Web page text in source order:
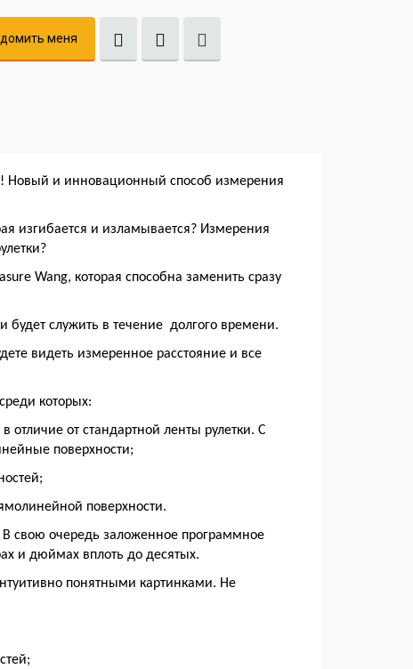
меня
Новый и инновационный способ измерения
изгибается и изламывается? Измерения
Wang, которая способна заменить сразу
будет служить в течение долгого времени.
видеть измеренное расстояние и все
которых:
отличие от стандартной ленты рулетки. С
поверхности;
поверхности.
свою очередь заложенное программное
и дюймах вплоть до десятых.
понятными картинками. Не